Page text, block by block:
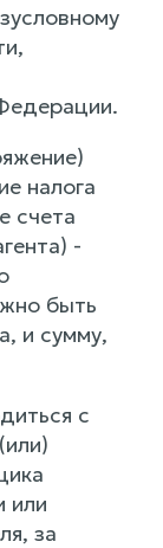
налога
счета
-
быть
и сумму,
с
или
за